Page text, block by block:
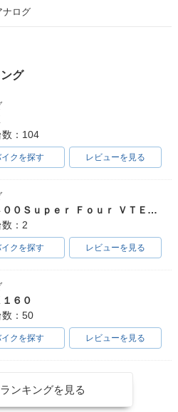
ナログ
グ
：104
クを探す レビューを見る
ＣＢ４００Ｓｕｐｅｒ Ｆｏｕｒ ＶＴＥＣ ＳＰＥＣ３
：2
クを探す レビューを見る
１６０
：50
クを探す レビューを見る
ンキングを見る